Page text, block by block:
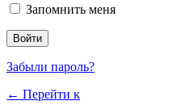
Запомнить меня
Забыли пароль?
← Перейти к